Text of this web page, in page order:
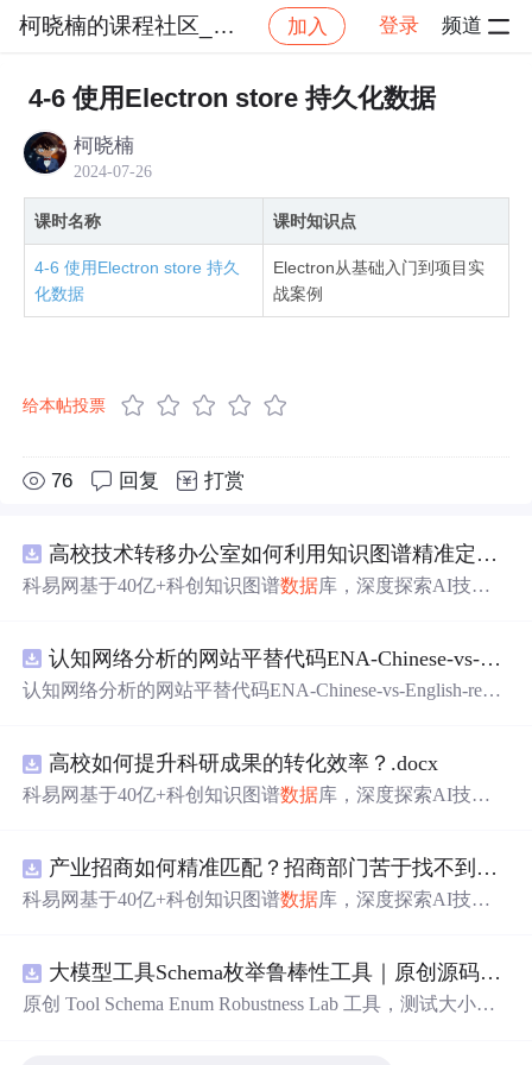
柯晓楠的课程社区_NO_1 加入 登录 频道
社区 柯晓楠的课程社区_NO_1 Electron实战：基
4-6 使用Electron store 持久化数据
柯晓楠
2024-07-26
课时名称 课时知识点
4-6 使用Electron store 持久
化数据
Electron从基础入门到项目实
战案例
给本帖投票
76 回复 打赏
高校技术转移办公室如何利用知识图谱精准定位产业需求与技术适配点？.docx
科易网基于40亿+科创知识图谱数据库，深度探索AI技术
新领域的AI+数智化解决方案，推动科技创新与产业创新
智能化发展。
认知网络分析的网站平替代码ENA-Chinese-vs-English-reproducible.zip
认知网络分析的网站平替代码ENA-Chinese-vs-English-repro
高校如何提升科研成果的转化效率？.docx
科易网基于40亿+科创知识图谱数据库，深度探索AI技术
新领域的AI+数智化解决方案，推动科技创新与产业创新
智能化发展。
产业招商如何精准匹配？招商部门苦于找不到符合产业链补链强链方向的目标企业怎么办？.docx
科易网基于40亿+科创知识图谱数据库，深度探索AI技术
新领域的AI+数智化解决方案，推动科技创新与产业创新
智能化发展。
大模型工具Schema枚举鲁棒性工具｜原创源码+测试+离线报告
原创 Tool Schema Enum Robustness Lab 工具，测试大小